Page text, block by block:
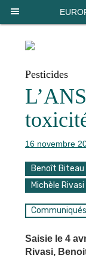
Pesticides
16 novembre
Benoît Biteau
Michèle Rivasi
Saisie le 4
Rivasi,